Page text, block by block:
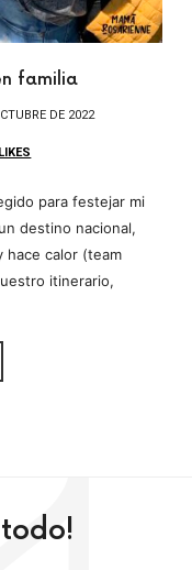
familia
DE 2022
LIKES
para festejar mi
destino nacional,
hace calor (team
itinerario,